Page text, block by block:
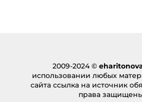
2009-2024 ©
использовании любых
сайта ссылка на источник
права